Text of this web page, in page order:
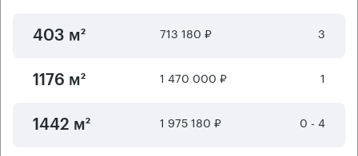
403 м² 713 180 ₽ 3
1176 м² 1 470 000 ₽ 1
1442 м² 1 975 180 ₽ 0 - 4